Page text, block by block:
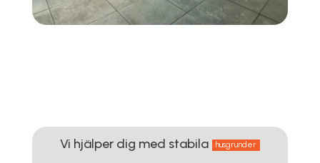
Vi hjälper dig med stabila husgrunder